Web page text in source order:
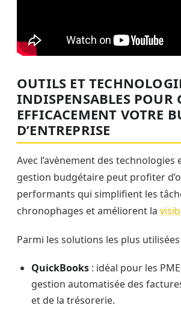
OUTILS ET
INDISPENSABLES POUR
EFFICACEMENT VOTRE
D’ENTREPRISE
Avec l’avènement des technologies
gestion budgétaire peut profiter
performants qui simplifient les
chronophages et améliorent la
Parmi les solutions les plus
QuickBooks : idéal pour les
gestion automatisée des
et de la trésorerie.